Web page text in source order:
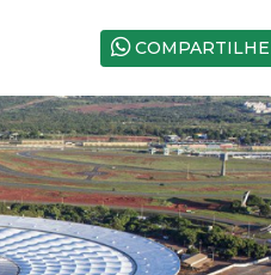
COMPARTILHE